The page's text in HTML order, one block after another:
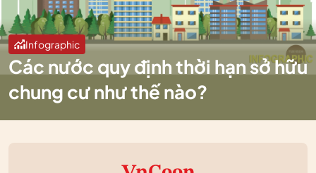
Infographic
Các nước quy định thời hạn sở hữu
chung cư như thế nào?